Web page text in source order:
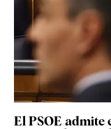
El PSOE admite